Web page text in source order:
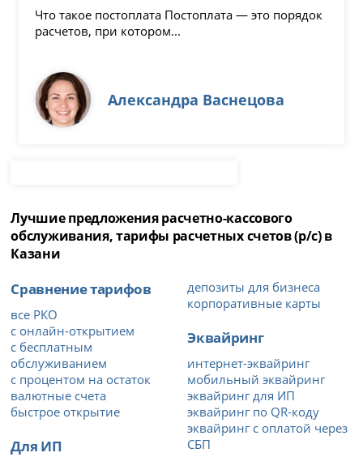
Что такое постоплата Постоплата — это порядок
расчетов, при котором...
Александра Васнецова
Лучшие предложения расчетно-кассового
обслуживания, тарифы расчетных счетов (р/с) в
Казани
Сравнение тарифов
все РКО
с онлайн-открытием
с бесплатным
обслуживанием
с процентом на остаток
валютные счета
быстрое открытие
Для ИП
депозиты для бизнеса
корпоративные карты
Эквайринг
интернет-эквайринг
мобильный эквайринг
эквайринг для ИП
эквайринг по QR-коду
эквайринг с оплатой через
СБП